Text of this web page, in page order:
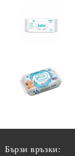
Бързи връзки: